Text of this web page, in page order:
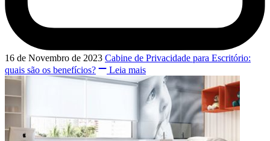
16 de Novembro de 2023 Cabine de Privacidade para Escritório:
quais são os benefícios?
Leia mais